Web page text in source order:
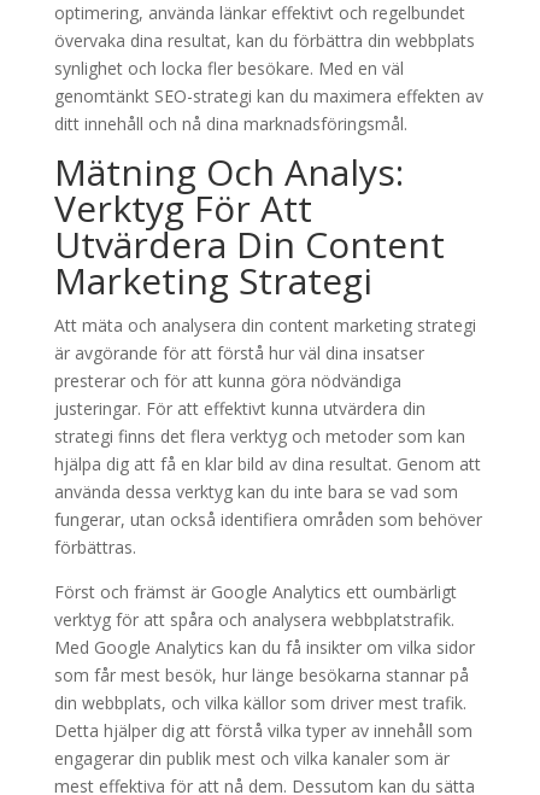
optimering, använda länkar effektivt och regelbundet
övervaka dina resultat, kan du förbättra din webbplats
synlighet och locka fler besökare. Med en väl
genomtänkt SEO-strategi kan du maximera effekten av
ditt innehåll och nå dina marknadsföringsmål.
Mätning Och Analys:
Verktyg För Att
Utvärdera Din Content
Marketing Strategi
Att mäta och analysera din content marketing strategi
är avgörande för att förstå hur väl dina insatser
presterar och för att kunna göra nödvändiga
justeringar. För att effektivt kunna utvärdera din
strategi finns det flera verktyg och metoder som kan
hjälpa dig att få en klar bild av dina resultat. Genom att
använda dessa verktyg kan du inte bara se vad som
fungerar, utan också identifiera områden som behöver
förbättras.
Först och främst är Google Analytics ett oumbärligt
verktyg för att spåra och analysera webbplatstrafik.
Med Google Analytics kan du få insikter om vilka sidor
som får mest besök, hur länge besökarna stannar på
din webbplats, och vilka källor som driver mest trafik.
Detta hjälper dig att förstå vilka typer av innehåll som
engagerar din publik mest och vilka kanaler som är
mest effektiva för att nå dem. Dessutom kan du sätta